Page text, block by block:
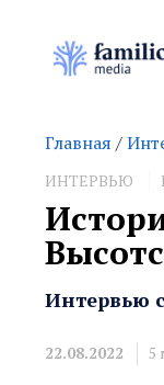
Главная /
ИНТЕРВЬЮ
Интервью
22.08.2022 5